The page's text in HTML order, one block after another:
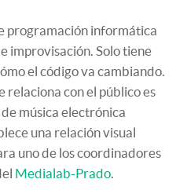
programación informática
improvisación. Solo tiene
el código va cambiando.
relaciona con el público es
música electrónica
una relación visual
uno de los coordinadores
Medialab-Prado